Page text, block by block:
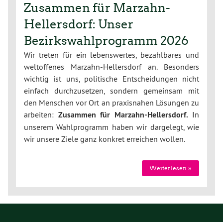
Zusammen für Marzahn-
Hellersdorf: Unser
Bezirkswahlprogramm 2026
Wir treten für ein lebenswertes, bezahlbares und
weltoffenes Marzahn-Hellersdorf an. Besonders
wichtig ist uns, politische Entscheidungen nicht
einfach durchzusetzen, sondern gemeinsam mit
den Menschen vor Ort an praxisnahen Lösungen zu
arbeiten: Zusammen für Marzahn-Hellersdorf.In
unserem Wahlprogramm haben wir dargelegt, wie
wir unsere Ziele ganz konkret erreichen wollen.
Weiterlesen »